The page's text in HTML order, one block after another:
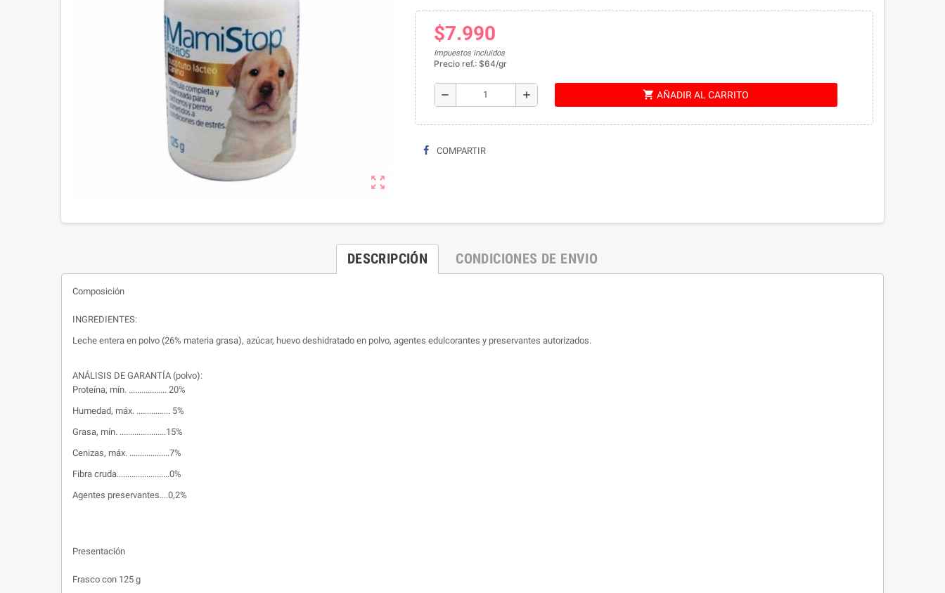
zoom_out_map
$7.990
Impuestos incluidos
Precio ref.: $64/gr
remove add shopping_cart AÑADIR AL CARRITO
COMPARTIR
DESCRIPCIÓN CONDICIONES DE ENVIO
Composición
INGREDIENTES:
Leche entera en polvo (26% materia grasa), azúcar, huevo deshidratado en polvo, agentes edulcorantes y preservantes autorizados.
ANÁLISIS DE GARANTÍA (polvo):
Proteína, mín. .................. 20%
Humedad, máx. ................ 5%
Grasa, mín. ......................15%
Cenizas, máx. ...................7%
Fibra cruda.........................0%
Agentes preservantes....0,2%
Presentación
Frasco con 125 g